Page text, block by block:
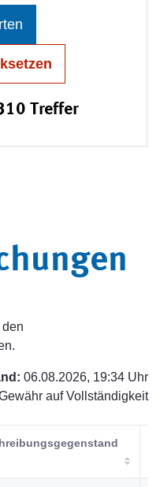
Treffer
06.08.2026, 19:34 Uhr
auf Vollständigkeit